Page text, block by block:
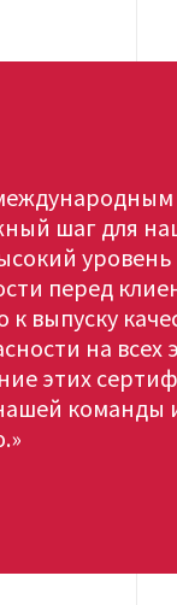
шаг для
уровень
перед
к выпуску
на всех
этих
команды